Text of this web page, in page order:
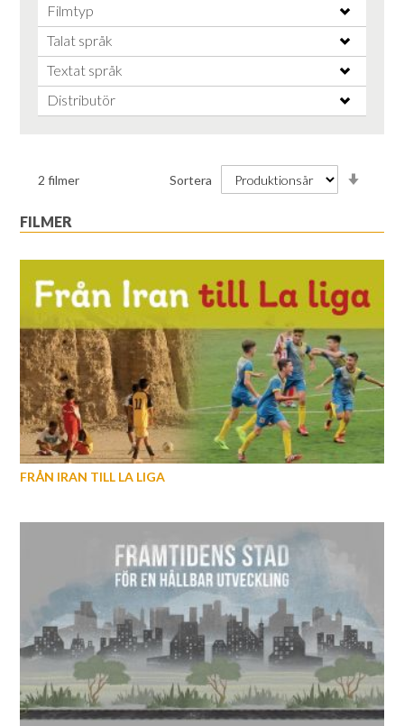
Filmtyp
Talat språk
Textat språk
Distributör
2 filmer Sortera
FILMER
FRÅN IRAN TILL LA LIGA